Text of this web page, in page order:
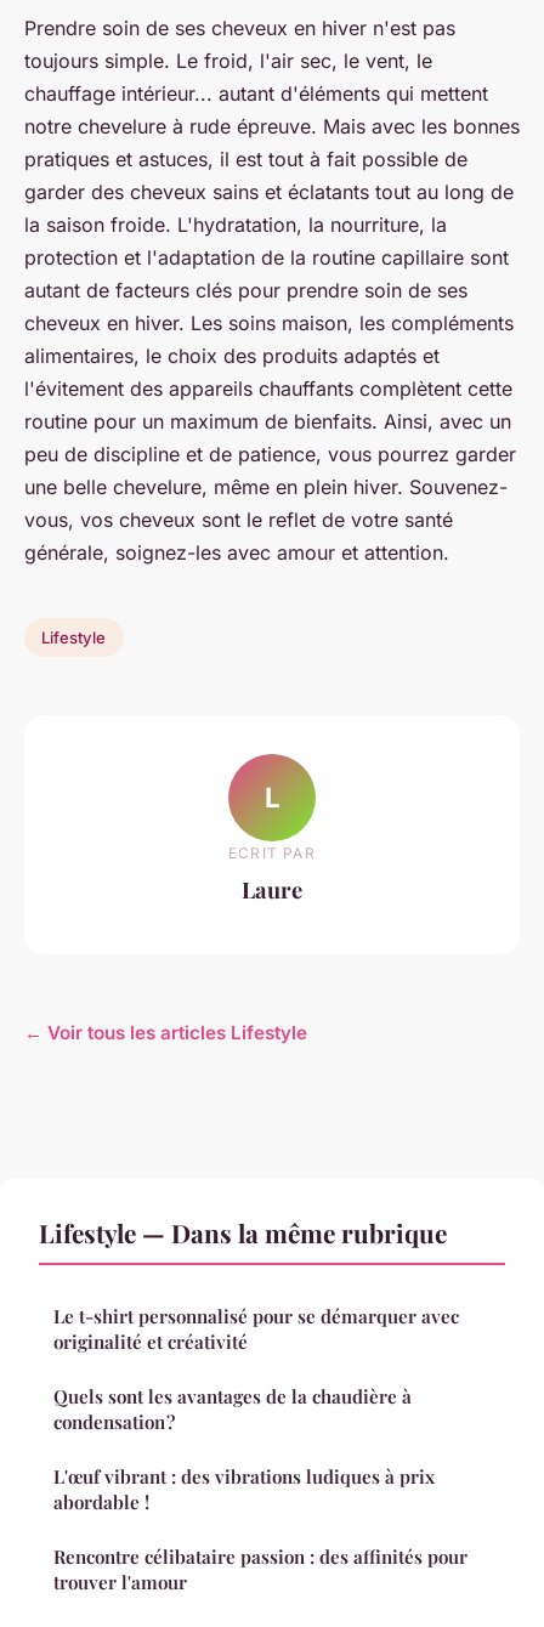
Prendre soin de ses cheveux en hiver n'est pas
toujours simple. Le froid, l'air sec, le vent, le
chauffage intérieur... autant d'éléments qui mettent
notre chevelure à rude épreuve. Mais avec les bonnes
pratiques et astuces, il est tout à fait possible de
garder des cheveux sains et éclatants tout au long de
la saison froide. L'hydratation, la nourriture, la
protection et l'adaptation de la routine capillaire sont
autant de facteurs clés pour prendre soin de ses
cheveux en hiver. Les soins maison, les compléments
alimentaires, le choix des produits adaptés et
l'évitement des appareils chauffants complètent cette
routine pour un maximum de bienfaits. Ainsi, avec un
peu de discipline et de patience, vous pourrez garder
une belle chevelure, même en plein hiver. Souvenez-
vous, vos cheveux sont le reflet de votre santé
générale, soignez-les avec amour et attention.
Lifestyle
L
ECRIT PAR
Laure
← Voir tous les articles Lifestyle
Lifestyle — Dans la même rubrique
Le t-shirt personnalisé pour se démarquer avec
originalité et créativité
Quels sont les avantages de la chaudière à
condensation ?
L'œuf vibrant : des vibrations ludiques à prix
abordable !
Rencontre célibataire passion : des affinités pour
trouver l'amour